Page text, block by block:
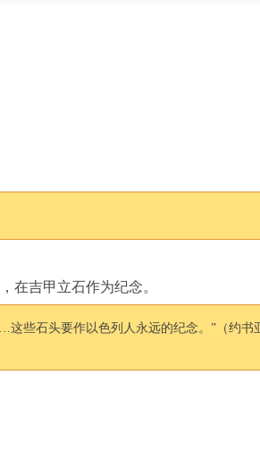
在吉甲立石作为纪念。
些石头要作以色列人永远的纪念。”（约书